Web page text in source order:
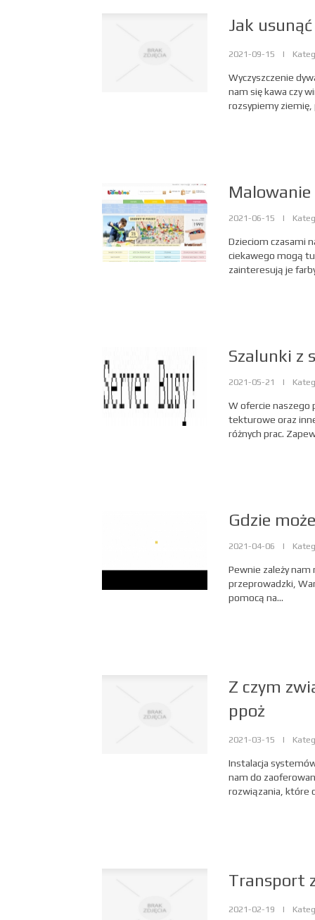
Jak
2021-09-15 |
Wyczyszczenie
nam się kawa czy
rozsypiemy ziemię,
2021-06-15 |
Dzieciom czasami
ciekawego mogą
zainteresują je
Szalunki z
2021-05-21 |
W ofercie naszego
tekturowe oraz
różnych prac.
Gdzie
2021-04-06 |
Pewnie zależy nam
przeprowadzki,
pomocą na...
Z czym
ppoż
2021-03-15 |
Instalacja
nam do
rozwiązania, które
Transport
2021-02-19 |